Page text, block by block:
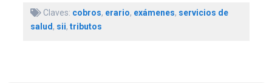
Claves: cobros, erario, exámenes, servicios de
salud, sii, tributos